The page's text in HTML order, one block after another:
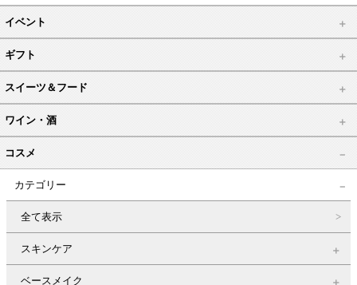
イベント
ギフト
スイーツ＆フード
ワイン・酒
コスメ
カテゴリー
全て表示
スキンケア
ベースメイク